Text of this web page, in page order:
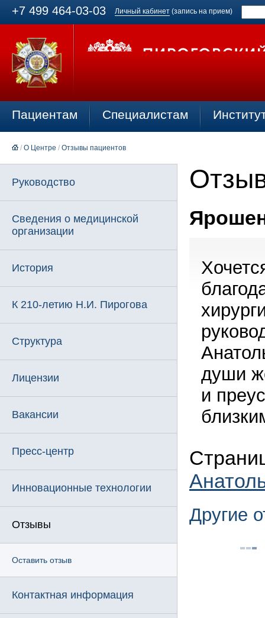
+7 499 464-03-03 Личный кабинет (запись на прием)
Пациентам Специалистам
/ О Центре / Отзывы пациентов
Руководство
Сведения о медицинской
организации
История
К 210-летию Н.И. Пирогова
Структура
Лицензии
Вакансии
Пресс-центр
Инновационные технологии
Отзывы
Оставить отзыв
Контактная информация
души
и
Другие